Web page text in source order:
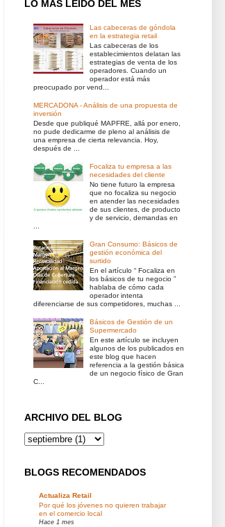
LO MÁS LEÍDO DEL MES
Las cabeceras de góndola
en la estrategia retail
Las cabeceras de los
establecimientos delatan las
estrategias de venta de los
operadores. Cuando un
operador está más
preocupado por vend...
MERCADONA - Análisis de una propuesta de
inversión
Desde que publiqué MAPFRE, allá por enero,
no pude dedicarme de pleno al análisis de
una empresa de cierta relevancia. Hoy,
después de ...
Focaliza tu empresa a las
necesidades del cliente
No tiene futuro la empresa
que no focaliza su negocio
en atender las necesidades
de sus clientes, de producto
y de servicio, demandas en
Gran Consumo: Básicos de
gestión económica del
surtido
En el artículo “ Focaliza en
los básicos de tu negocio ”
hablaba de cómo cada
operador intenta
diferenciarse de sus competidores, muchas ...
Básicos de Gestión de un
Supermercado
En este artículo se incluyen
algunos de los publicados en
este blog que hacen
referencia a la gestión básica
de un negocio físico de Gran
C...
ARCHIVO DEL BLOG
BLOGS RECOMENDADOS
Actualiza Retail
Por qué los jóvenes no quieren trabajar
en el comercio local
Hace 1 mes